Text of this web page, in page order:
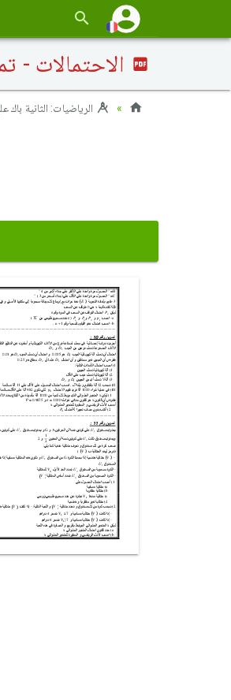
الاحتمالات -
الرياضيات: الثانية باك